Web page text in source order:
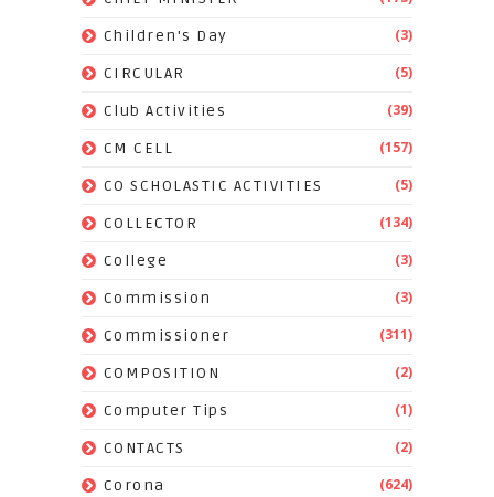
Children's Day (3)
CIRCULAR (5)
Club Activities (39)
CM CELL (157)
CO SCHOLASTIC ACTIVITIES (5)
COLLECTOR (134)
College (3)
Commission (3)
Commissioner (311)
COMPOSITION (2)
Computer Tips (1)
CONTACTS (2)
Corona (624)